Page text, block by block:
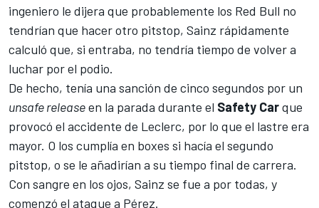
ingeniero le dijera que probablemente los Red Bull no
tendrían que hacer otro pitstop, Sainz rápidamente
calculó que, si entraba, no tendría tiempo de volver a
luchar por el podio.
De hecho, tenía una sanción de cinco segundos por un
unsafe releaseen la parada durante el Safety Carque
provocó el accidente de Leclerc, por lo que el lastre era
mayor. O los cumplía en boxes si hacía el segundo
pitstop, o se le añadirían a su tiempo final de carrera.
Con sangre en los ojos, Sainz se fue a por todas, y
comenzó el ataque a Pérez.